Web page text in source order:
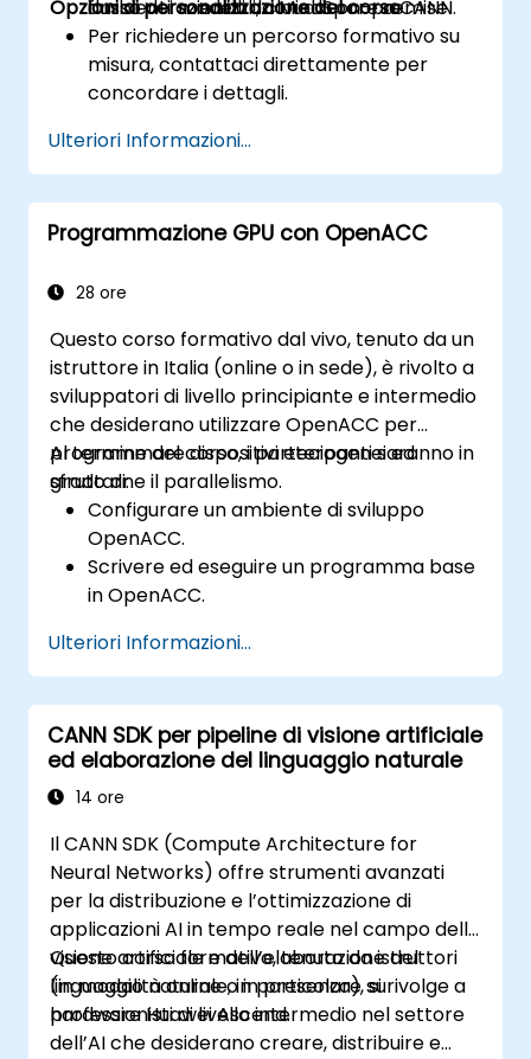
ambienti aziendali, cloud o on-premise.
flusso dei modelli da MindSpore a CANN.
Opzioni di personalizzazione del corso
Per richiedere un percorso formativo su
misura, contattaci direttamente per
concordare i dettagli.
Ulteriori Informazioni...
Programmazione GPU con OpenACC
28 ore
Questo corso formativo dal vivo, tenuto da un
istruttore in Italia (online o in sede), è rivolto a
sviluppatori di livello principiante e intermedio
che desiderano utilizzare OpenACC per
programmare dispositivi eterogenei ed
sfruttarne il parallelismo.
Al termine del corso, i partecipanti saranno in
grado di:
Configurare un ambiente di sviluppo
OpenACC.
Scrivere ed eseguire un programma base
in OpenACC.
OpenACC.
Utilizzare l’API e le librerie fornite da
OpenACC.
Profilare, depurare ed ottimizzare i
programmi scritti in OpenACC.
Ulteriori Informazioni...
CANN SDK per pipeline di visione artificiale
ed elaborazione del linguaggio naturale
14 ore
Il CANN SDK (Compute Architecture for
Neural Networks) offre strumenti avanzati
per la distribuzione e l’ottimizzazione di
applicazioni AI in tempo reale nel campo della
visione artificiale e dell’elaborazione del
linguaggio naturale, in particolare su
hardware Huawei Ascend.
Questo corso formativo, tenuto da istruttori
(in modalità online o in presenza), si rivolge a
professionisti di livello intermedio nel settore
dell’AI che desiderano creare, distribuire e